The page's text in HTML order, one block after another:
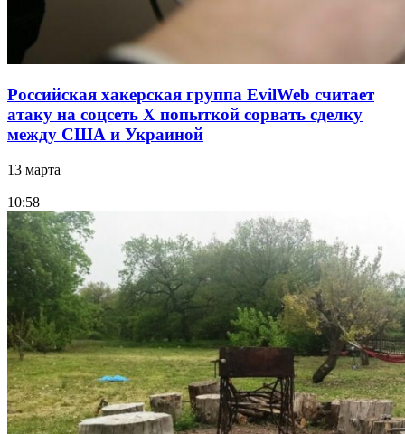
Российская хакерская группа EvilWeb считает
атаку на соцсеть Х попыткой сорвать сделку
между США и Украиной
13 марта
10:58